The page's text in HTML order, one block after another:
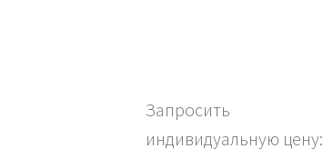
Запросить
индивидуальную цену: